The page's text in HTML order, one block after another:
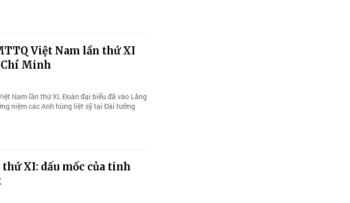
Việt Nam lần thứ XI
Chí Minh
Nam lần thứ XI, Đoàn đại biểu đã vào Lăng
niệm các Anh hùng liệt sỹ tại Đài tưởng
XI: dấu mốc của tinh